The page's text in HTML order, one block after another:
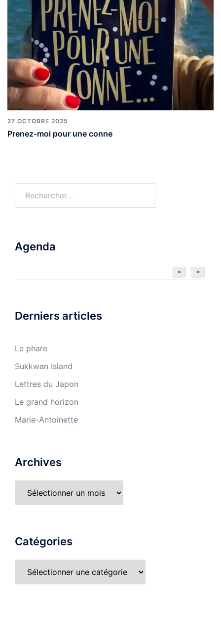
27 OCTOBRE 2025
Prenez-moi pour une conne
Agenda
< >
Derniers articles
Le phare
Sukkwan Island
Lettres du Japon
Le grand horizon
Marie-Antoinette
Archives
Catégories